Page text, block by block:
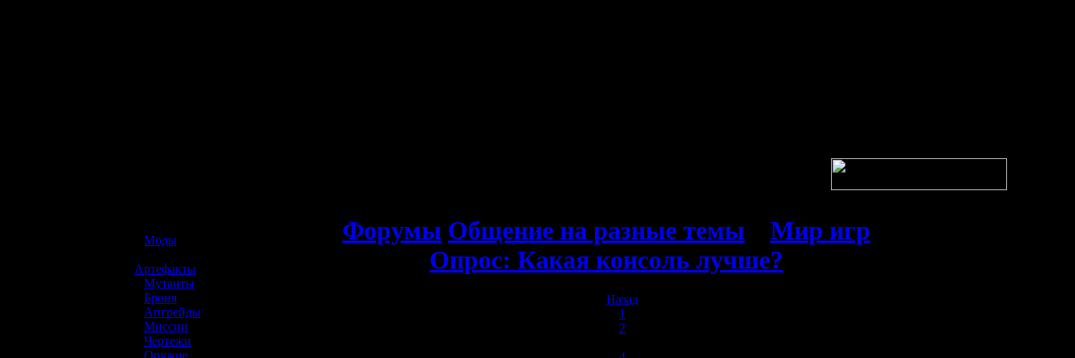
Моды
Артефакты
Мутанты
Броня
Апгрейды
Миссии
Чертежи
Оружие
Форумы Общение на разные темы
Мир игр
Опрос: Какая консоль лучше?
Назад
1
2